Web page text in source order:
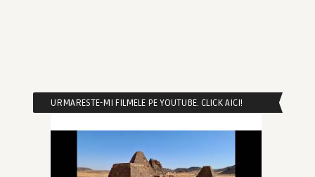
URMARESTE-MI FILMELE PE YOUTUBE. CLICK AICI!